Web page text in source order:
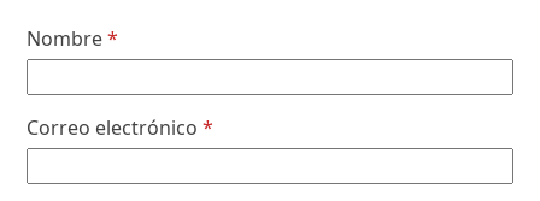
Nombre*
Correo electrónico*